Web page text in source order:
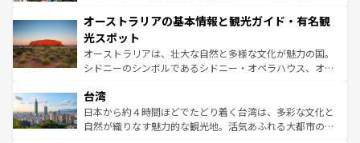
部のニューオーリンズでは、音楽と美食が融合した独特の
文化が魅力。旅行者はアメリカの各地域で異なる魅力を楽
しみながら、その多様性と豊かな歴史を感じることができ
るだろう。車でのロードトリップや列車の旅も、アメリカ
情報は
ワイ島は見逃せない。また、定番の観光地といえばオアフ
島だが、静かな自然を求めるならマウイ島やカウアイ島が
おすすめ。エメラルドグリーンに輝く海をはじめ、豊かな
文化や歴史が息づいている。「アロハスピリット」と呼ば
人々、おいしいローカルフードやハワイアンミュージッ
ク、伝統的なフラダンスなど、すべてがハワイの魅力を彩
っている。訪れるたびに新しい発見と感動が待っているハ
オーストラリアの基本情報と観光ガイド・有名観
光スポット
オーストラリアは、壮大な自然と多様な文化が魅力の国。
シドニーのシンボルであるシドニー・オペラハウス、オー
リアリーフや大陸中央部にそびえるウルル（エアーズロッ
ク）、タスマニアの美しい原生林やケアンズの熱帯雨林な
ど、見どころがたくさん。また、カフェやワイン、オージ
台湾
日本から約４時間ほどでたどり着く台湾は、多彩な文化と
自然が織りなす魅力的な観光地。活気あふれる大都市の台